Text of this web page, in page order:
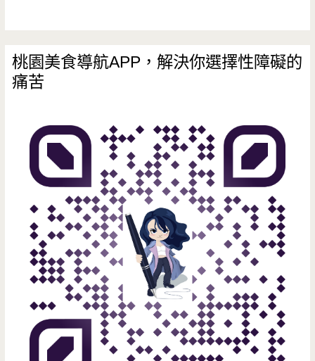
桃園美食導航APP，解決你選擇性障礙的
痛苦